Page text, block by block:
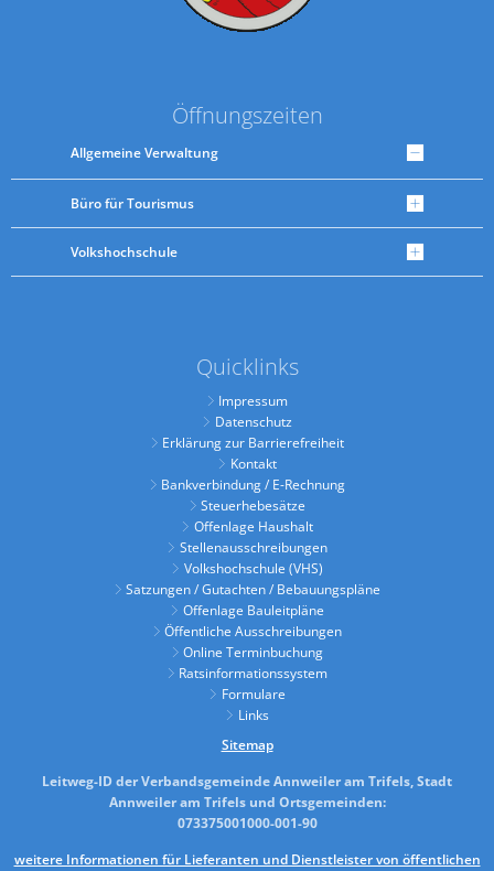
Öffnungszeiten
Allgemeine Verwaltung
Büro für Tourismus
Volkshochschule
Quicklinks
Impressum
Datenschutz
Erklärung zur Barrierefreiheit
Kontakt
Bankverbindung / E-Rechnung
Steuerhebesätze
Offenlage Haushalt
Stellenausschreibungen
Volkshochschule (VHS)
Satzungen / Gutachten / Bebauungspläne
Offenlage Bauleitpläne
Öffentliche Ausschreibungen
Online Terminbuchung
Ratsinformationssystem
Formulare
Links
Sitemap
Leitweg-ID der Verbandsgemeinde Annweiler am Trifels, Stadt
Annweiler am Trifels und Ortsgemeinden:
073375001000-001-90
weitere Informationen für Lieferanten und Dienstleister von öffentlichen